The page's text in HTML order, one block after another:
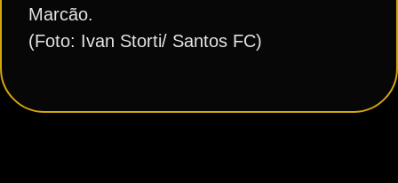
Marcão.
(Foto: Ivan Storti/ Santos FC)